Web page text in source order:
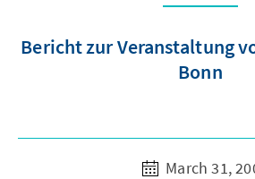
Bericht zur Veranstaltung
Bonn
March 31,